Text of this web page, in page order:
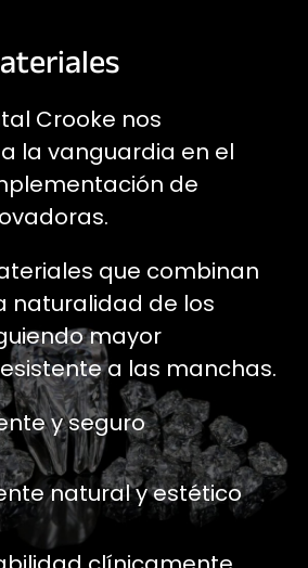
Crooke nos
la vanguardia en el
de
que combinan
naturalidad de los
mayor
a las manchas.
y seguro
natural y estético